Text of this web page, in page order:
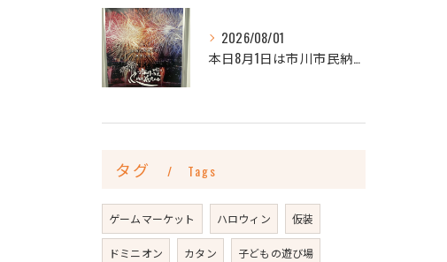
2026/08/01
本日8月1日は市川市民納涼花火大会🎆
タグ Tags
ゲームマーケット ハロウィン 仮装
ドミニオン カタン 子どもの遊び場